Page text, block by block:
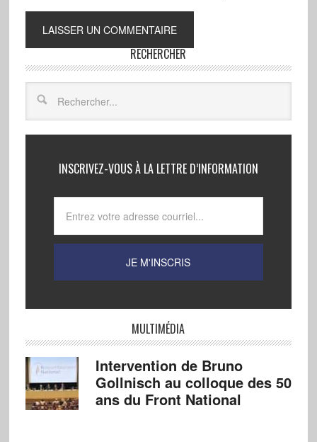
RECHERCHER
INSCRIVEZ-VOUS À LA LETTRE D’INFORMATION
MULTIMÉDIA
Intervention de Bruno
Gollnisch au colloque des 50
ans du Front National